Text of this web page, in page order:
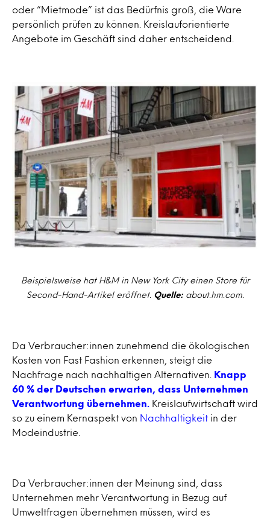
oder “Mietmode” ist das Bedürfnis groß, die Ware
persönlich prüfen zu können. Kreislauforientierte
Angebote im Geschäft sind daher entscheidend.
Beispielsweise hat H&M in New York City einen Store für
Second-Hand-Artikel eröffnet. Quelle:about.hm.com.
Da Verbraucher:innen zunehmend die ökologischen
Kosten von Fast Fashion erkennen, steigt die
Nachfrage nach nachhaltigen Alternativen.
Knapp
60 % der Deutschen erwarten, dass Unternehmen
Verantwortung übernehmen.
Kreislaufwirtschaft wird
so zu einem Kernaspekt von Nachhaltigkeit in der
Modeindustrie.
Da Verbraucher:innen der Meinung sind, dass
Unternehmen mehr Verantwortung in Bezug auf
Umweltfragen übernehmen müssen, wird es